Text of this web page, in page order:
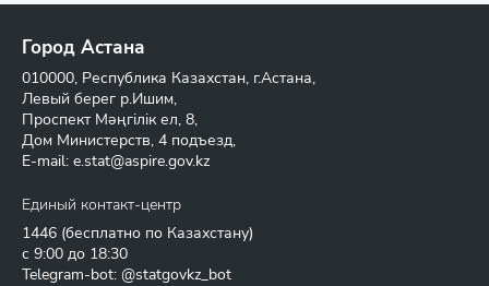
Город Астана
010000, Республика Казахстан, г.Астана,
Левый берег р.Ишим,
Проспект Мәңгілік ел, 8,
Дом Министерств, 4 подъезд,
E-mail: e.stat@aspire.gov.kz
Единый контакт-центр
1446 (бесплатно по Казахстану)
с 9:00 до 18:30
Telegram-bot: @statgovkz_bot